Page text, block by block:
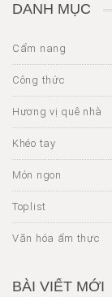
DANH MỤC
Cẩm nang
Công thức
Hương vị quê nhà
Khéo tay
Món ngon
Toplist
Văn hóa ẩm thực
BÀI VIẾT MỚI